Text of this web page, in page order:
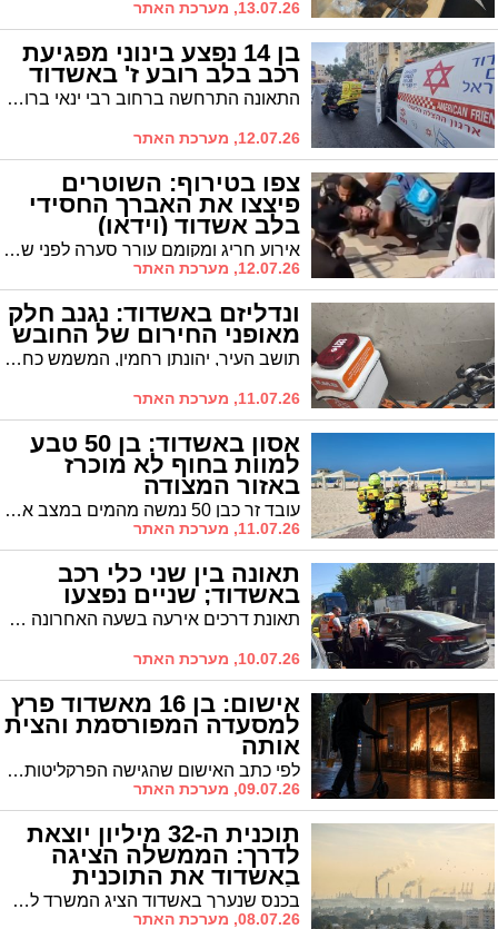
13.07.26, מערכת האתר
בן 14 נפצע בינוני מפגיעת
רכב בלב רובע ז' באשדוד
התאונה התרחשה ברחוב רבי ינאי ברובע ז' בעיר. צוותי מד"א ומתנדבי "הצלה דרום" העניקו לנער טיפול רפואי ראשוני בשטח ופינו אותו עם חבלות בחזה ובגפיים לחדר הטראומה במרכז הרפואי אסותא באשדוד
12.07.26, מערכת האתר
צפו בטירוף: השוטרים
פיצצו את האברך החסידי
בלב אשדוד (וידאו)
אירוע חריג ומקומם עורר סערה לפני שעה קלה ברובע ז' באשדוד. לפי עדויות מהשטח, שוטרים סמויים אזקו בידיו וברגליו אברך חסיד גור, פצעו אותו ושברו את משקפיו. כשגילו כי מדובר בטעות בזיהוי — הסירו את האזיקים ונמלטו מהמקום מבלי להגיש עזרה או להתנצל: "הדם החרדי הפך להפקר"
12.07.26, מערכת האתר
ונדליזם באשדוד: נגנב חלק
מאופני החירום של החובש
תושב העיר, יהונתן רחמין, המשמש כחובש מתנדב, גילה רגע לפני כניסת השבת כי אלמונים גנבו את הכיסא מאופניו החשמליים המבצעיים. בעקבות המעשה, כלי הרכב הושבת והמתנדב אינו יכול לצאת לקריאות חירום: "בלי האופניים אני לא יכול להגיע לחולה בזמן"
11.07.26, מערכת האתר
אסון באשדוד: בן 50 טבע
למוות בחוף לא מוכרז
באזור המצודה
עובד זר כבן 50 נמשה מהמים במצב אנוש על ידי כוחות ההצלה שהוזעקו לרצועת החוף הלא מוכרזת בעיר. צוותי הרפואה נאבקו על חייו וביצעו בו פעולות החייאה ממושכות, אך בסופן נאלצו לקבוע את מותו בשטח
11.07.26, מערכת האתר
תאונה בין שני כלי רכב
באשדוד; שניים נפצעו
תאונת דרכים אירעה בשעה האחרונה בין שני כלי רכב. שניים נפצעו. כוחוצ ההצלה הוזעקו למקום
10.07.26, מערכת האתר
אישום: בן 16 מאשדוד פרץ
למסעדה המפורסמת והצית
אותה
לפי כתב האישום שהגישה הפרקליטות, הנער הגיע למקום על קורקינט חשמלי כשהוא מצויד בבקבוק בנזין, ניפץ את הדלת והעלה את העסק באש. במהלך המעשה הוא נפגע מהלהבות, נכווה ברגלו, והסתתר במשך חמישה ימים בדירה נטושה עד שנעצר על ידי השוטרים
09.07.26, מערכת האתר
תוכנית ה-32 מיליון יוצאת
לדרך: הממשלה הציגה
באשדוד את התוכנית
לצמצום זיהום האוויר בכנס שנערך באשדוד הציג המשרד להגנת הסביבה, בשיתוף ראשי הרשויות באזור, את עיקרי התוכנית הלאומית שתתוקצב בכ-32 מיליון שקלים ומטרתה להביא לשיפור מוחשי באיכות החיים של מאות אלפי התושבים במרחב
08.07.26, מערכת האתר